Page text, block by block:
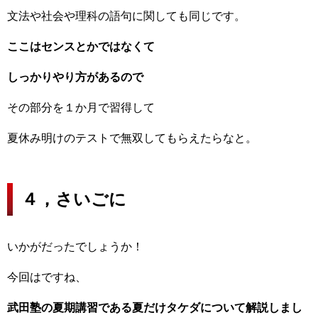
文法や社会や理科の語句に関しても同じです。
ここはセンスとかではなくて
しっかりやり方があるので
その部分を１か月で習得して
夏休み明けのテストで無双してもらえたらなと。
４，さいごに
いかがだったでしょうか！
今回はですね、
武田塾の夏期講習である夏だけタケダについて解説しまし